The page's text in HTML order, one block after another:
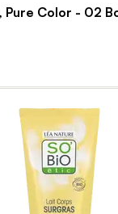
Color - 02